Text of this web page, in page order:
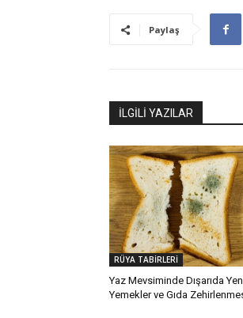
Paylaş
İLGİLİ YAZILAR
RÜYA TABİRLERİ
Yaz Mevsiminde Dışarıda
Yemekler ve Gıda